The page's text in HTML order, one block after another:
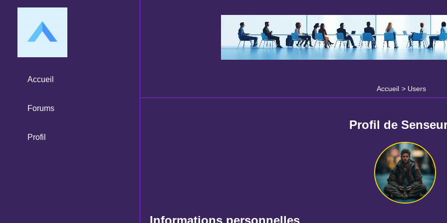
Accueil > Users
Accueil
Forums
Profil
Profil de
Informations personnelles